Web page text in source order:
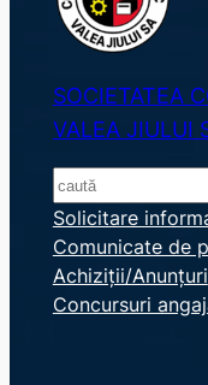
SOCIETATEA
VALEA JIULUI
S
e
a
r
c
Solicitare
Comunicate de
Achiziții/Anunțuri
Concursuri